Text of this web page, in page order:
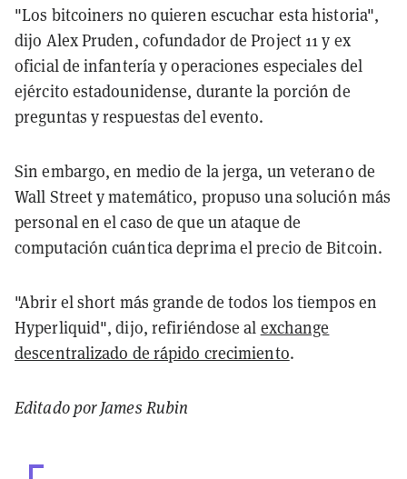
"Los bitcoiners no quieren escuchar esta historia",
dijo Alex Pruden, cofundador de Project 11 y ex
oficial de infantería y operaciones especiales del
ejército estadounidense, durante la porción de
preguntas y respuestas del evento.
Sin embargo, en medio de la jerga, un veterano de
Wall Street y matemático, propuso una solución más
personal en el caso de que un ataque de
computación cuántica deprima el precio de Bitcoin.
"Abrir el short más grande de todos los tiempos en
Hyperliquid", dijo, refiriéndose al exchange
descentralizado de rápido crecimiento.
Editado por James Rubin